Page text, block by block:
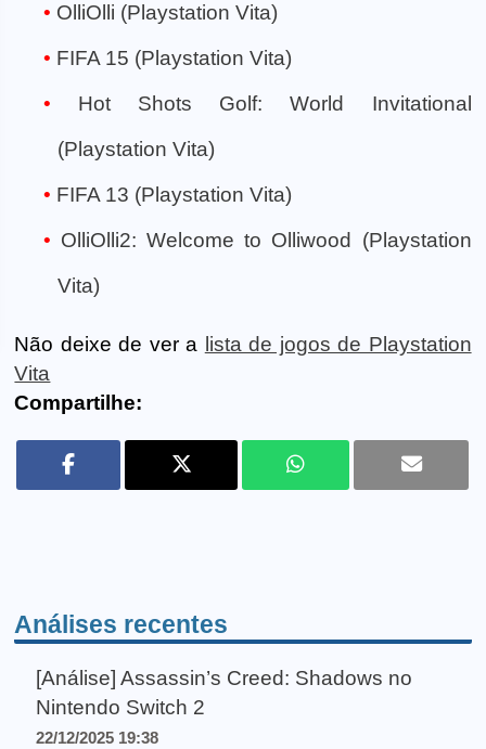
OlliOlli (Playstation Vita)
FIFA 15 (Playstation Vita)
Hot Shots Golf: World Invitational
(Playstation Vita)
FIFA 13 (Playstation Vita)
OlliOlli2: Welcome to Olliwood (Playstation
Vita)
Não deixe de ver a lista de jogos de Playstation
Vita
Compartilhe:
Análises recentes
[Análise] Assassin’s Creed: Shadows no
Nintendo Switch 2
22/12/2025 19:38